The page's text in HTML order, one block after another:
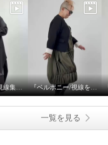
『ベルポニー 視線集める大人の遊びを装う』 5月11日（月） 12:00〜 / 20:00〜（生放送） 『ベルポニー/視線を集める大人の遊びを装う』
一覧を見る